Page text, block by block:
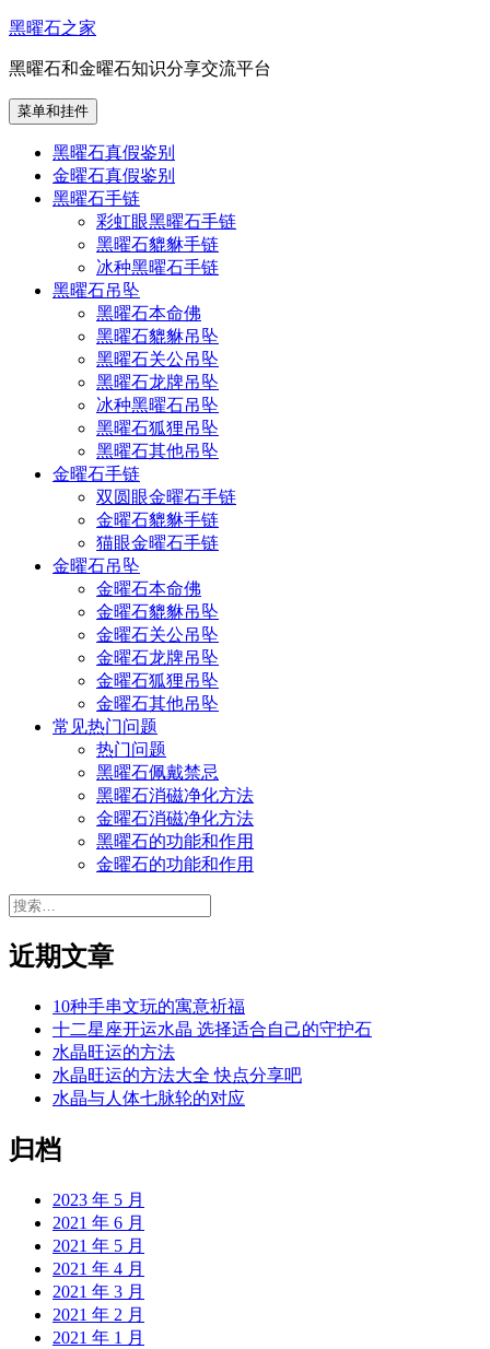
跳
内
容
黑曜石之家
黑曜石和金曜石知识分享交流平台
菜单和挂件
黑曜石真假鉴别
金曜石真假鉴别
黑曜石手链
彩虹眼黑曜石手链
黑曜石貔貅手链
冰种黑曜石手链
黑曜石吊坠
黑曜石本命佛
黑曜石貔貅吊坠
黑曜石关公吊坠
黑曜石龙牌吊坠
冰种黑曜石吊坠
黑曜石狐狸吊坠
黑曜石其他吊坠
金曜石手链
双圆眼金曜石手链
金曜石貔貅手链
猫眼金曜石手链
金曜石吊坠
金曜石本命佛
金曜石貔貅吊坠
金曜石关公吊坠
金曜石龙牌吊坠
金曜石狐狸吊坠
金曜石其他吊坠
常见热门问题
热门问题
黑曜石佩戴禁忌
黑曜石消磁净化方法
金曜石消磁净化方法
黑曜石的功能和作用
金曜石的功能和作用
搜
近期文章
10种手串文玩的寓意祈福
十二星座开运水晶 选择适合自己的守护石
水晶旺运的方法
水晶旺运的方法大全 快点分享吧
水晶与人体七脉轮的对应
归档
2023 年 5 月
2021 年 6 月
2021 年 5 月
2021 年 4 月
2021 年 3 月
2021 年 2 月
2021 年 1 月